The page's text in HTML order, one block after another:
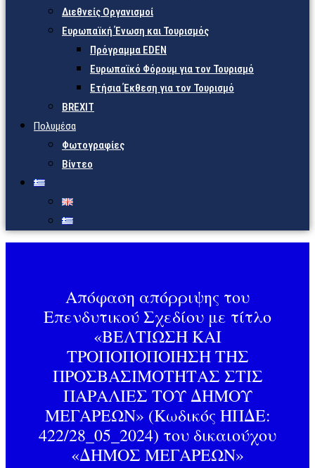
Διεθνείς Οργανισμοί
Ευρωπαϊκή Ένωση και Τουρισμός
Πρόγραμμα EDEN
Ευρωπαϊκό Φόρουμ για τον Τουρισμό
Ετήσια Έκθεση για τον Τουρισμό
BREXIT
Πολυμέσα
Φωτογραφίες
Βίντεο
Απόφαση απόρριψης του
Επενδυτικού Σχεδίου με τίτλο
«ΒΕΛΤΙΩΣΗ ΚΑΙ
ΤΡΟΠΟΠΟΠΟΙΗΣΗ ΤΗΣ
ΠΡΟΣΒΑΣΙΜΟΤΗΤΑΣ ΣΤΙΣ
ΠΑΡΑΛΙΕΣ ΤΟΥ ΔΗΜΟΥ
ΜΕΓΑΡΕΩΝ» (Κωδικός ΗΠΔΕ:
422/28_05_2024) του δικαιούχου
«ΔΗΜΟΣ ΜΕΓΑΡΕΩΝ»